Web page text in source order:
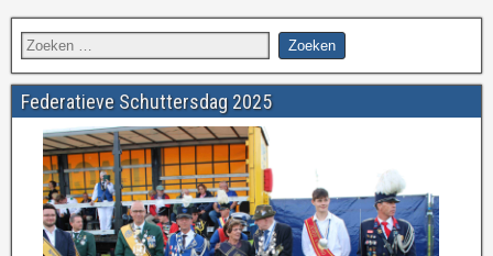
Federatieve Schuttersdag 2025